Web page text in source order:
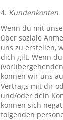
4. Kundenkonten
Wenn du mit
über soziale
uns zu erstellen,
dich gilt. Wenn
können wir uns
Vertrags mit dir
und/oder dein
können sich
folgenden